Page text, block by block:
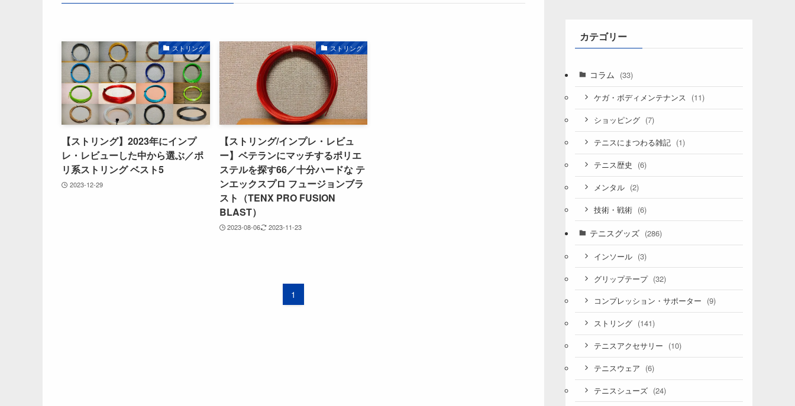
ストリング
【ストリング】2023年にインプ
レ・レビューした中から選ぶ／ポ
リ系ストリング ベスト5
2023-12-29
ストリング
【ストリング/インプレ・レビュ
ー】ベテランにマッチするポリエ
ステルを探す66／十分ハードな テ
ンエックスプロ フュージョンブラ
スト（TENX PRO FUSION
BLAST）
2023-08-06 2023-11-23
1
カテゴリー
コラム (33)
ケガ・ボディメンテナンス (11)
ショッピング (7)
テニスにまつわる雑記 (1)
テニス歴史 (6)
メンタル (2)
技術・戦術 (6)
テニスグッズ (286)
インソール (3)
グリップテープ (32)
コンプレッション・サポーター (9)
ストリング (141)
テニスアクセサリー (10)
テニスウェア (6)
テニスシューズ (24)